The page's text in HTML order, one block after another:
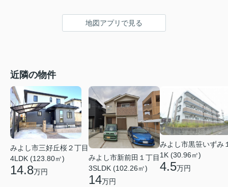
地図アプリで見る
近隣の物件
みよし市三好丘桜２丁目
4LDK (123.80㎡)
14.8万円
みよし市新前田１丁目
3SLDK (102.26㎡)
14万円
みよし市黒笹いずみ
1K (30.96㎡)
4.5万円